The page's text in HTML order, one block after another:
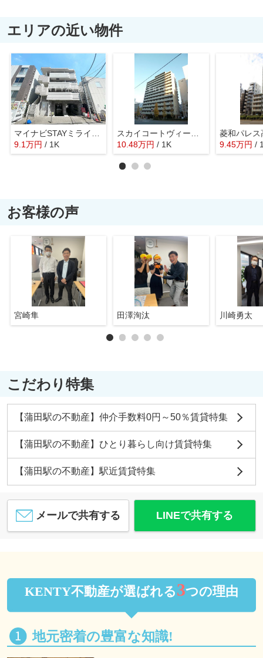
エリアの近い物件
9.1万円 / 1K
10.48万円 / 1K
菱和パレス
9.45万円 /
お客様の声
宮崎隼 田澤洵汰 川崎勇太
こだわり特集
【蒲田駅の不動産】仲介手数料0円～50％賃貸特集
【蒲田駅の不動産】ひとり暮らし向け賃貸特集
【蒲田駅の不動産】駅近賃貸特集
メールで共有する LINEで共有する
KENTY不動産が選ばれる3つの理由
地元密着の豊富な知識!